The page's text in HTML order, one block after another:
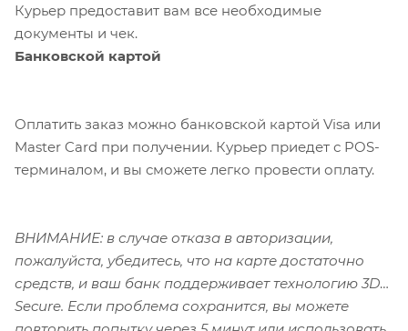
Курьер предоставит вам все необходимые
документы и чек.
Банковской картой
Оплатить заказ можно банковской картой Visa или
Master Card при получении. Курьер приедет с POS-
терминалом, и вы сможете легко провести оплату.
ВНИМАНИЕ: в случае отказа в авторизации,
пожалуйста, убедитесь, что на карте достаточно
средств, и ваш банк поддерживает технологию 3D-
Secure. Если проблема сохранится, вы можете